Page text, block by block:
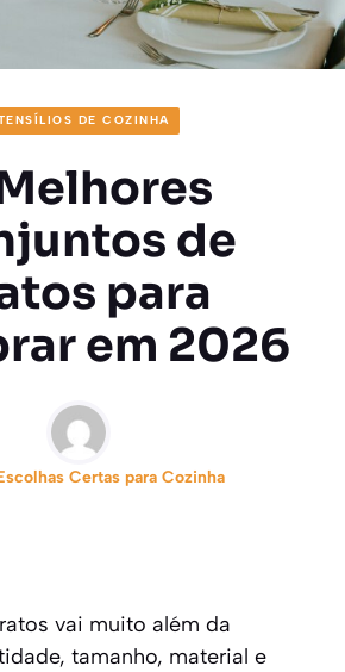
DE COZINHA
Melhores
de
para
em 2026
Certas para Cozinha
vai muito além da
tamanho, material e